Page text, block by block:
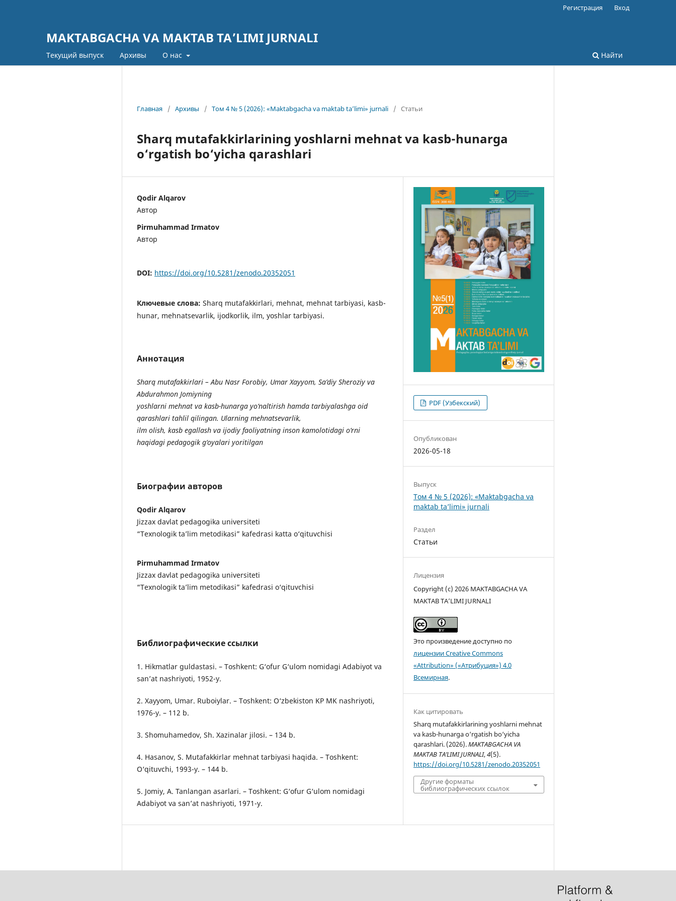
MAKTABGACHA VA MAKTAB TA’LIMI JURNALI
Текущий выпуск Архивы О нас Найти
Регистрация Вход
Главная / Архивы / Том 4 № 5 (2026): «Maktabgacha va maktab ta’limi» jurnali / Статьи
Sharq mutafakkirlarining yoshlarni mehnat va kasb-hunarga
o‘rgatish bo‘yicha qarashlari
Qodir Alqarov
Автор
Pirmuhammad Irmatov
Автор
DOI: https://doi.org/10.5281/zenodo.20352051
Ключевые слова: Sharq mutafakkirlari, mehnat, mehnat tarbiyasi, kasb-
hunar, mehnatsevarlik, ijodkorlik, ilm, yoshlar tarbiyasi.
Аннотация
Sharq mutafakkirlari – Abu Nasr Forobiy, Umar Xayyom, Sa’diy Sheroziy va
Abdurahmon Jomiyning
yoshlarni mehnat va kasb-hunarga yo‘naltirish hamda tarbiyalashga oid
qarashlari tahlil qilingan. Ularning mehnatsevarlik,
ilm olish, kasb egallash va ijodiy faoliyatning inson kamolotidagi o‘rni
haqidagi pedagogik g‘oyalari yoritilgan
Биографии авторов
Qodir Alqarov
Jizzax davlat pedagogika universiteti
“Texnologik ta’lim metodikasi” kafedrasi katta o‘qituvchisi
Pirmuhammad Irmatov
Jizzax davlat pedagogika universiteti
“Texnologik ta’lim metodikasi” kafedrasi o‘qituvchisi
Библиографические ссылки
1. Hikmatlar guldastasi. – Toshkent: G‘ofur G‘ulom nomidagi Adabiyot va
san’at nashriyoti, 1952-y.
2. Xayyom, Umar. Ruboiylar. – Toshkent: O‘zbekiston KP MK nashriyoti,
1976-y. – 112 b.
3. Shomuhamedov, Sh. Xazinalar jilosi. – 134 b.
4. Hasanov, S. Mutafakkirlar mehnat tarbiyasi haqida. – Toshkent:
O‘qituvchi, 1993-y. – 144 b.
5. Jomiy, A. Tanlangan asarlari. – Toshkent: G‘ofur G‘ulom nomidagi
Adabiyot va san’at nashriyoti, 1971-y.
PDF (Узбекский)
Опубликован
2026-05-18
Выпуск
Том 4 № 5 (2026): «Maktabgacha va
maktab ta’limi» jurnali
Раздел
Статьи
Лицензия
Copyright (c) 2026 MAKTABGACHA VA
MAKTAB TA’LIMI JURNALI
Это произведение доступно по
лицензии Creative Commons
«Attribution» («Атрибуция») 4.0
Всемирная.
Как цитировать
Sharq mutafakkirlarining yoshlarni mehnat
va kasb-hunarga o‘rgatish bo‘yicha
qarashlari. (2026).MAKTABGACHA VA
MAKTAB TA’LIMI JURNALI,4(5).
https://doi.org/10.5281/zenodo.20352051
Другие форматы
библиографических ссылок